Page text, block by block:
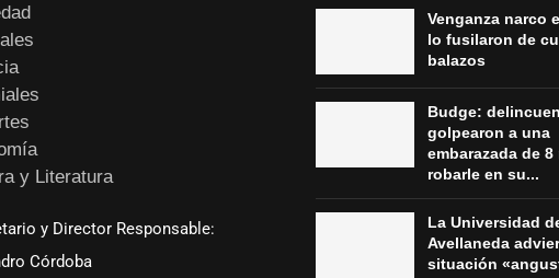
y Literatura
y Director Responsable:
Córdoba
Venganza narco
lo fusilaron de
balazos
Budge:
golpearon a una
embarazada de 8
robarle en su...
La Universidad
Avellaneda
situación